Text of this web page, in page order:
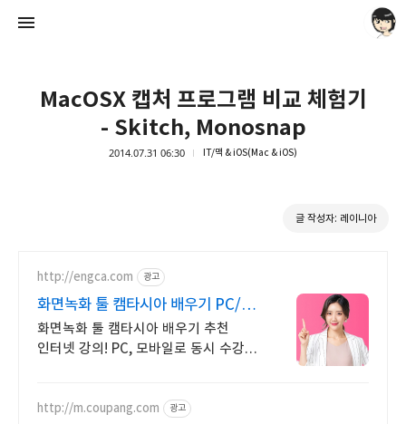
MacOSX 캡처 프로그램 비교 체험기
- Skitch, Monosnap
2014.07.31 06:30 IT/맥 & iOS(Mac & iOS)
글 작성자: 레이니아
http://engca.com 광고
화면녹화 툴 캠타시아 배우기 PC/
스마트폰 동영상강의
화면녹화 툴 캠타시아 배우기 추천
인터넷 강의! PC, 모바일로 동시 수강
http://m.coupang.com 광고